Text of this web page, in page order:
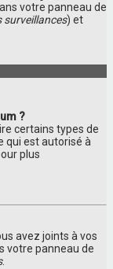
votre panneau de
surveillances) et
?
certains types de
qui est autorisé à
plus
avez joints à vos
votre panneau de
.